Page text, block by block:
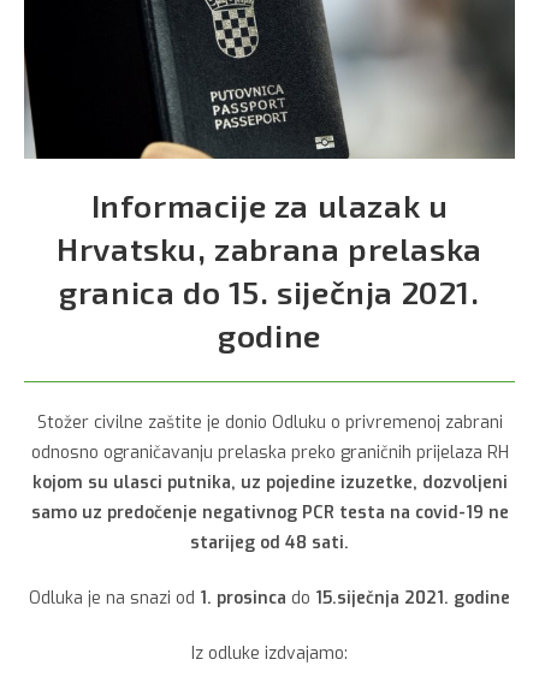
Informacije za ulazak u
Hrvatsku, zabrana prelaska
granica do 15. siječnja 2021.
godine
Stožer civilne zaštite je donio Odluku o privremenoj zabrani
odnosno ograničavanju prelaska preko graničnih prijelaza RH
kojom su ulasci putnika, uz pojedine izuzetke, dozvoljeni
samo uz predočenje negativnog PCR testa na covid-19 ne
starijeg od 48 sati.
Odluka je na snazi od 1. prosinca do 15.siječnja 2021. godine
Iz odluke izdvajamo: